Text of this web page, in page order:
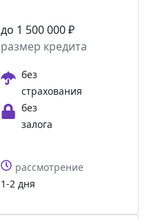
до 1 500 000 ₽
размер кредита
без
страхования
без
залога
рассмотрение
1-2 дня